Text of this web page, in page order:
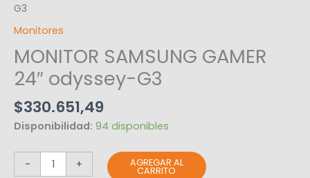
G3
Monitores
MONITOR SAMSUNG GAMER
24″ odyssey-G3
$330.651,49
Disponibilidad: 94 disponibles
- + AGREGAR AL
CARRITO